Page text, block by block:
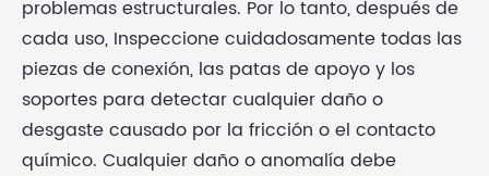
problemas estructurales. Por lo tanto, después de
cada uso, Inspeccione cuidadosamente todas las
piezas de conexión, las patas de apoyo y los
soportes para detectar cualquier daño o
desgaste causado por la fricción o el contacto
químico. Cualquier daño o anomalía debe